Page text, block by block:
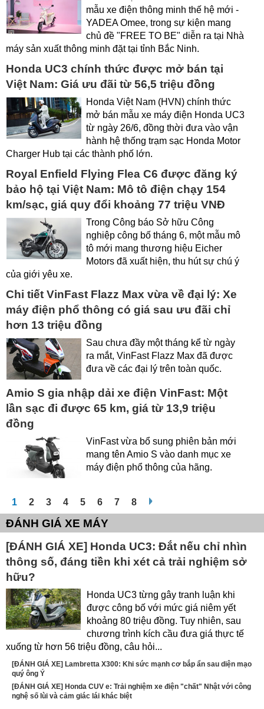
mẫu xe điện thông minh thế hệ mới -
YADEA Omee, trong sự kiện mang
chủ đề "FREE TO BE" diễn ra tại Nhà
máy sản xuất thông minh đặt tại tỉnh Bắc Ninh.
Honda UC3 chính thức được mở bán tại
Việt Nam: Giá ưu đãi từ 56,5 triệu đồng
Honda Việt Nam (HVN) chính thức
mở bán mẫu xe máy điện Honda UC3
từ ngày 26/6, đồng thời đưa vào vận
hành hệ thống trạm sạc Honda Motor
Charger Hub tại các thành phố lớn.
Royal Enfield Flying Flea C6 được đăng ký
bảo hộ tại Việt Nam: Mô tô điện chạy 154
km/sạc, giá quy đổi khoảng 77 triệu VNĐ
Trong Công báo Sở hữu Công
nghiệp công bố tháng 6, một mẫu mô
tô mới mang thương hiệu Eicher
Motors đã xuất hiện, thu hút sự chú ý
của giới yêu xe.
Chi tiết VinFast Flazz Max vừa về đại lý: Xe
máy điện phổ thông có giá sau ưu đãi chỉ
hơn 13 triệu đồng
Sau chưa đầy một tháng kể từ ngày
ra mắt, VinFast Flazz Max đã được
đưa về các đại lý trên toàn quốc.
Amio S gia nhập dải xe điện VinFast: Một
lần sạc đi được 65 km, giá từ 13,9 triệu
đồng
VinFast vừa bổ sung phiên bản mới
mang tên Amio S vào danh mục xe
máy điện phổ thông của hãng.
1 2 3 4 5 6 7 8
ĐÁNH GIÁ XE MÁY
[ĐÁNH GIÁ XE] Honda UC3: Đắt nếu chỉ nhìn
thông số, đáng tiền khi xét cả trải nghiệm sở
hữu?
Honda UC3 từng gây tranh luận khi
được công bố với mức giá niêm yết
khoảng 80 triệu đồng. Tuy nhiên, sau
chương trình kích cầu đưa giá thực tế
xuống từ hơn 56 triệu đồng, câu hỏi...
[ĐÁNH GIÁ XE] Lambretta X300: Khi sức mạnh cơ bắp ẩn sau diện mạo
quý ông Ý
[ĐÁNH GIÁ XE] Honda CUV e: Trải nghiệm xe điện "chất" Nhật với công
nghệ số lùi và cảm giác lái khác biệt